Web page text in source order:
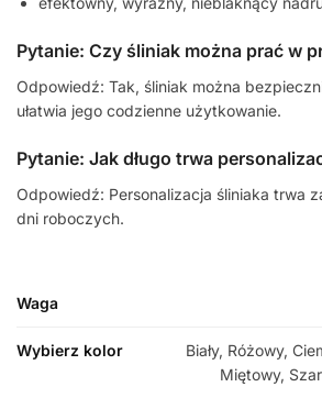
Pytanie: Czy śliniak można prać w
Odpowiedź: Tak, śliniak można
ułatwia jego codzienne użytkowanie.
Pytanie: Jak długo trwa
Odpowiedź: Personalizacja śliniaka trwa
dni roboczych.
Waga
Wybierz kolor
Biały, Różowy,
Miętowy,